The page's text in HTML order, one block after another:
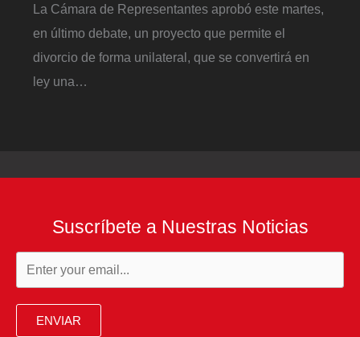
La Cámara de Representantes aprobó este martes,
en último debate, un proyecto que permite el
divorcio de forma unilateral, que se convertirá en
ley una…
Suscríbete a Nuestras Noticias
ENVIAR